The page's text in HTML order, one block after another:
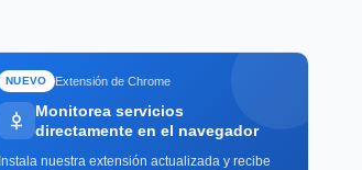
NUEVO Extensión de Chrome
Monitorea servicios
directamente en el navegador
Instala nuestra extensión actualizada y recibe